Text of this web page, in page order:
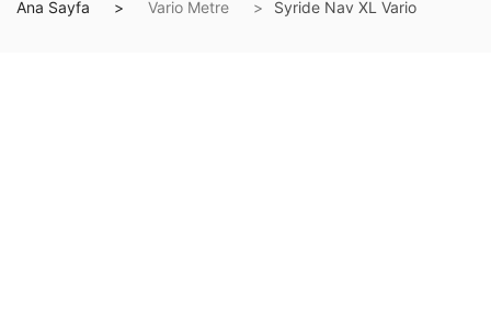
Ana Sayfa Vario Metre Syride Nav XL Vario